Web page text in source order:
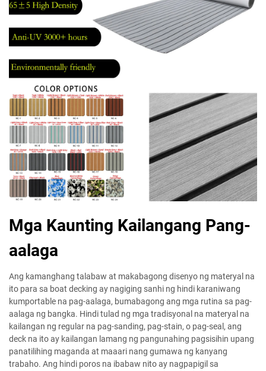
Mga Kaunting Kailangang Pang-
aalaga
Ang kamanghang talabaw at makabagong disenyo ng materyal na
ito para sa boat decking ay nagiging sanhi ng hindi karaniwang
kumportable na pag-aalaga, bumabagong ang mga rutina sa pag-
aalaga ng bangka. Hindi tulad ng mga tradisyonal na materyal na
kailangan ng regular na pag-sanding, pag-stain, o pag-seal, ang
deck na ito ay kailangan lamang ng pangunahing pagsisihin upang
panatilihing maganda at maaari nang gumawa ng kanyang
trabaho. Ang hindi poros na ibabaw nito ay nagpapigil sa